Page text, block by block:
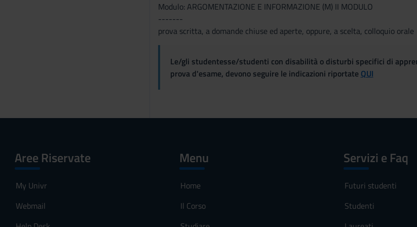
Modulo: ARGOMENTAZIONE E INFORMAZIONE (M) II MODULO
-------
prova scritta, a domande chiuse ed aperte, oppure, a scelta, colloquio orale
Le/gli studentesse/studenti con disabilità o disturbi specifici di
prova d'esame, devono seguire le indicazioni riportate QUI
Aree Riservate
My Univr
Webmail
Menu
Home
Il Corso
Servizi e Faq
Futuri studenti
Studenti